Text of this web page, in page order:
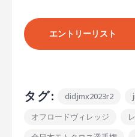
エントリーリスト
タグ: didjmx2023r2
オフロードヴィレッジ